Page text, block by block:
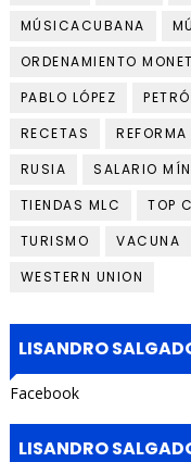
MÚSICACUBANA
ORDENAMIENTO
PABLO LÓPEZ
RECETAS
RUSIA
SALARIO
TIENDAS MLC
TOP
TURISMO
VACUNA
WESTERN UNION
LISANDRO
Facebook
LISANDRO